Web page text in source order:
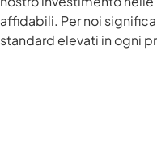
affidabili. Per noi
standard elevati in ogni